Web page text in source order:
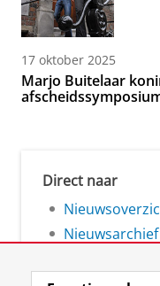
17 oktober 2025
Marjo Buitelaar
Direct naar
Nieuwsarchief